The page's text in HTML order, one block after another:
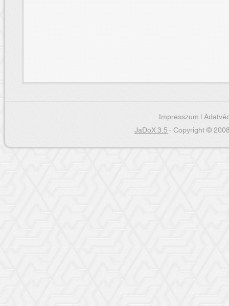
Impresszum|
JaDoX 3.5- Copyright ©